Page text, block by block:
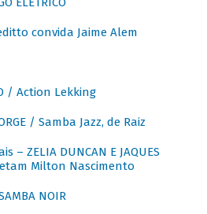
convida Jaime Alem
/ Action Lekking
/ Samba Jazz, de Raiz
– ZELIA DUNCAN E JAQUES
Milton Nascimento
NOIR